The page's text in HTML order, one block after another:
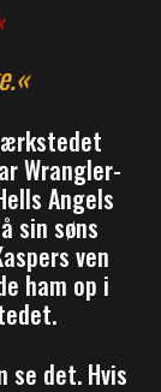
Wrangler-
Angels
sin søns
ven
ham op i
se det. Hvis